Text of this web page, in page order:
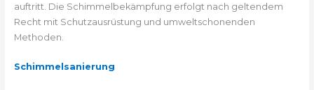
auftritt. Die Schimmelbekämpfung erfolgt nach geltendem
Recht mit Schutzausrüstung und umweltschonenden
Methoden.
Schimmelsanierung